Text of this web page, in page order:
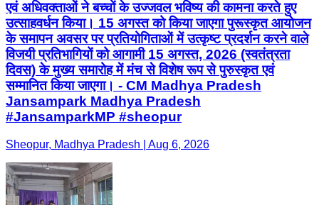
एवं अधिवक्ताओं ने बच्चों के उज्जवल भविष्य की कामना करते हुए
उत्साहवर्धन किया। 15 अगस्त को किया जाएगा पुरूस्कृत आयोजन
के समापन अवसर पर प्रतियोगिताओं में उत्कृष्ट प्रदर्शन करने वाले
विजयी प्रतिभागियों को आगामी 15 अगस्त, 2026 (स्वतंत्रता
दिवस) के मुख्य समारोह में मंच से विशेष रूप से पुरुस्कृत एवं
सम्मानित किया जाएगा। - CM Madhya Pradesh
Jansampark Madhya Pradesh
#JansamparkMP #sheopur
Sheopur, Madhya Pradesh | Aug 6, 2026